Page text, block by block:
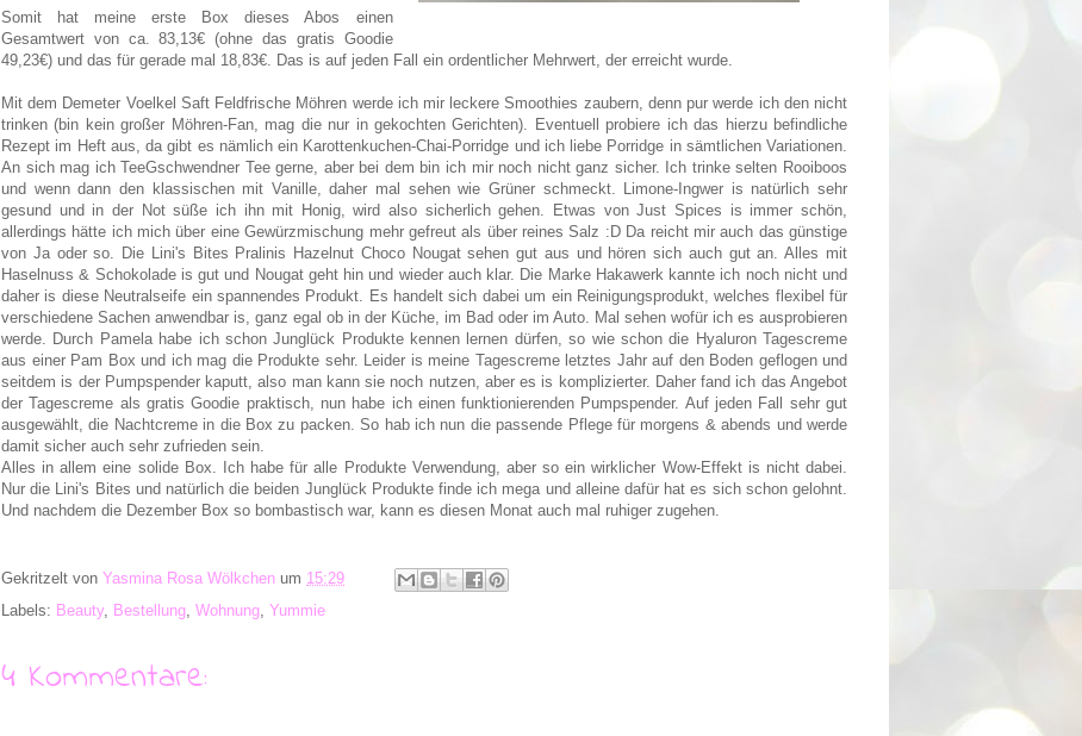
Somit hat meine erste Box dieses Abos einen
Gesamtwert von ca. 83,13€ (ohne das gratis Goodie
49,23€) und das für gerade mal 18,83€. Das is auf jeden Fall ein ordentlicher Mehrwert, der erreicht wurde.
Mit dem Demeter Voelkel Saft Feldfrische Möhren werde ich mir leckere Smoothies zaubern, denn pur werde ich den nicht
trinken (bin kein großer Möhren-Fan, mag die nur in gekochten Gerichten). Eventuell probiere ich das hierzu befindliche
Rezept im Heft aus, da gibt es nämlich ein Karottenkuchen-Chai-Porridge und ich liebe Porridge in sämtlichen Variationen.
An sich mag ich TeeGschwendner Tee gerne, aber bei dem bin ich mir noch nicht ganz sicher. Ich trinke selten Rooiboos
und wenn dann den klassischen mit Vanille, daher mal sehen wie Grüner schmeckt. Limone-Ingwer is natürlich sehr
gesund und in der Not süße ich ihn mit Honig, wird also sicherlich gehen. Etwas von Just Spices is immer schön,
allerdings hätte ich mich über eine Gewürzmischung mehr gefreut als über reines Salz :D Da reicht mir auch das günstige
von Ja oder so. Die Lini's Bites Pralinis Hazelnut Choco Nougat sehen gut aus und hören sich auch gut an. Alles mit
Haselnuss & Schokolade is gut und Nougat geht hin und wieder auch klar. Die Marke Hakawerk kannte ich noch nicht und
daher is diese Neutralseife ein spannendes Produkt. Es handelt sich dabei um ein Reinigungsprodukt, welches flexibel für
verschiedene Sachen anwendbar is, ganz egal ob in der Küche, im Bad oder im Auto. Mal sehen wofür ich es ausprobieren
werde. Durch Pamela habe ich schon Junglück Produkte kennen lernen dürfen, so wie schon die Hyaluron Tagescreme
aus einer Pam Box und ich mag die Produkte sehr. Leider is meine Tagescreme letztes Jahr auf den Boden geflogen und
seitdem is der Pumpspender kaputt, also man kann sie noch nutzen, aber es is komplizierter. Daher fand ich das Angebot
der Tagescreme als gratis Goodie praktisch, nun habe ich einen funktionierenden Pumpspender. Auf jeden Fall sehr gut
ausgewählt, die Nachtcreme in die Box zu packen. So hab ich nun die passende Pflege für morgens & abends und werde
damit sicher auch sehr zufrieden sein.
Alles in allem eine solide Box. Ich habe für alle Produkte Verwendung, aber so ein wirklicher Wow-Effekt is nicht dabei.
Nur die Lini's Bites und natürlich die beiden Junglück Produkte finde ich mega und alleine dafür hat es sich schon gelohnt.
Und nachdem die Dezember Box so bombastisch war, kann es diesen Monat auch mal ruhiger zugehen.
Gekritzelt von Yasmina Rosa Wölkchen um 15:29
Labels: Beauty, Bestellung Wohnung Yummie
4 Kommentare: